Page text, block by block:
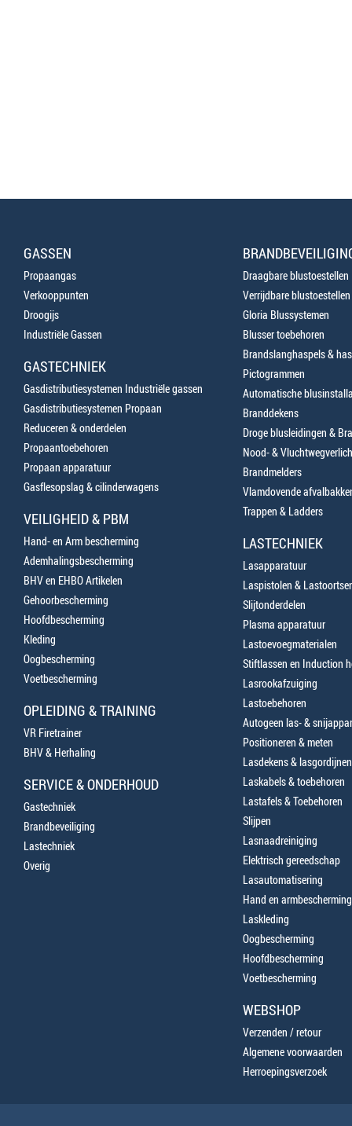
GASSEN
Propaangas
Verkooppunten
Droogijs
Industriële Gassen
GASTECHNIEK
Gasdistributiesystemen Industriële gassen
Gasdistributiesystemen Propaan
Reduceren & onderdelen
Propaantoebehoren
Propaan apparatuur
Gasflesopslag & cilinderwagens
VEILIGHEID & PBM
Hand- en Arm bescherming
Ademhalingsbescherming
BHV en EHBO Artikelen
Gehoorbescherming
Hoofdbescherming
Kleding
Oogbescherming
Voetbescherming
OPLEIDING & TRAINING
VR Firetrainer
BHV & Herhaling
SERVICE & ONDERHOUD
Gastechniek
Brandbeveiliging
Lastechniek
Overig
Draagbare blustoestellen
Verrijdbare blustoestellen
Gloria Blussystemen
Blusser toebehoren
Brandslanghaspels &
Pictogrammen
Automatische
Branddekens
Droge blusleidingen &
Nood- &
Brandmelders
Vlamdovende
Trappen & Ladders
LASTECHNIEK
Lasapparatuur
Laspistolen &
Slijtonderdelen
Plasma apparatuur
Lastoevoegmaterialen
Stiftlassen en Induction
Lasrookafzuiging
Lastoebehoren
Autogeen las- &
Positioneren & meten
Lasdekens & lasgordijnen
Laskabels & toebehoren
Lastafels & Toebehoren
Slijpen
Lasnaadreiniging
Elektrisch gereedschap
Lasautomatisering
Hand en armbescherming
Laskleding
Oogbescherming
Hoofdbescherming
Voetbescherming
WEBSHOP
Verzenden / retour
Algemene voorwaarden
Herroepingsverzoek